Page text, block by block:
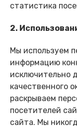
статистика
2.
Мы используем
информацию
исключительно
качественного
раскрываем
посетителей
сайта. Мы